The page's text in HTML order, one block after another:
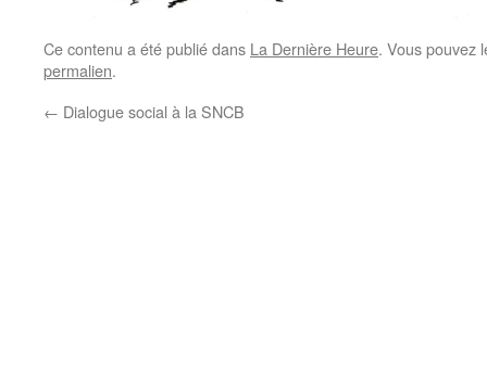
Ce contenu a été publié dans La Dernière Heure. Vous pouvez
permalien.
← Dialogue social à la SNCB